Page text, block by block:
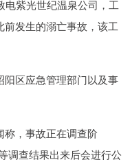
电紫光世纪温泉公司，工
发生的溺亡事故，该工
区应急管理部门以及事
称，事故正在调查阶
调查结果出来后会进行公